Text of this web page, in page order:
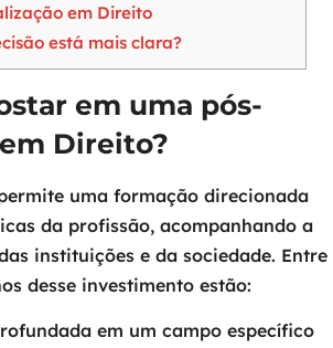
em Direito
está mais clara?
em uma pós-
Direito?
uma formação direcionada
da profissão, acompanhando a
instituições e da sociedade. Entre
desse investimento estão:
em um campo específico